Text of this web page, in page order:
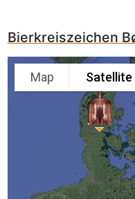
Bierkreiszeichen
Map Satellite